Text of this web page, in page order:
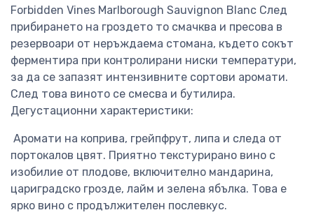
Forbidden Vines Marlborough Sauvignon Blanc След
прибирането на гроздето то смачква и пресова в
резервоари от неръждаема стомана, където сокът
ферментира при контролирани ниски температури,
за да се запазят интензивните сортови аромати.
След това виното се смесва и бутилира.
Дегустационни характеристики:
Аромати на коприва, грейпфрут, липа и следа от
портокалов цвят. Приятно текстурирано вино с
изобилие от плодове, включително мандарина,
цариградско грозде, лайм и зелена ябълка. Това е
ярко вино с продължителен послевкус.